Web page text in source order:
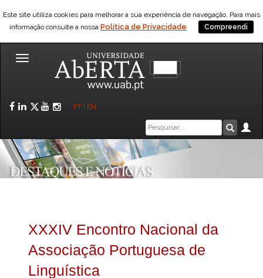
Este site utiliza cookies para melhorar a sua experiência de navegação. Para mais
informação consulte a nossa Política de Privacidade Compreendi
Toggle
Facebook
LinkedIn
Twitter
YouTube
Instagram
PT EN
Caixa
de
pesquisa
XXXIV Encontro Nacional da
Associação Portuguesa de
Linguística